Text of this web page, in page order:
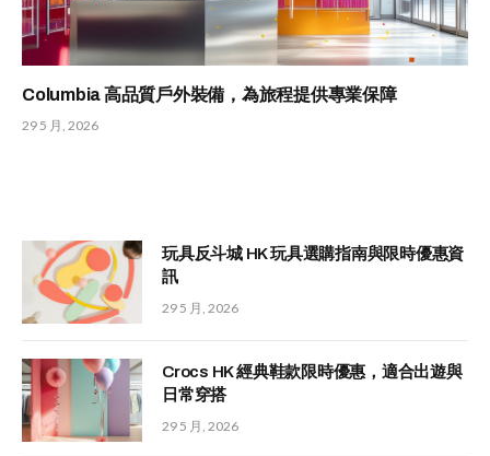
Columbia 高品質戶外裝備，為旅程提供專業保障
29 5 月, 2026
玩具反斗城 HK 玩具選購指南與限時優惠資
訊
29 5 月, 2026
Crocs HK 經典鞋款限時優惠，適合出遊與
日常穿搭
29 5 月, 2026